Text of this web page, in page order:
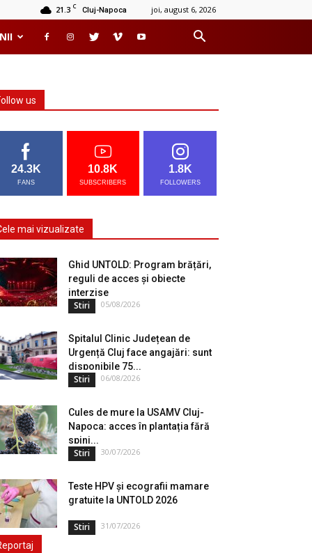
21.3 C Cluj-Napoca joi, august 6, 2026
us
24.3K
FANS
10.8K
SUBSCRIBERS
1.8K
FOLLOWERS
mai vizualizate
Ghid UNTOLD: Program brățări,
reguli de acces și obiecte
interzise
Stiri 05/08/2026
Spitalul Clinic Județean de
Urgență Cluj face angajări: sunt
disponibile 75...
Stiri 06/08/2026
Cules de mure la USAMV Cluj-
Napoca: acces în plantația fără
spini...
Stiri 30/07/2026
Teste HPV și ecografii mamare
gratuite la UNTOLD 2026
Stiri 31/07/2026